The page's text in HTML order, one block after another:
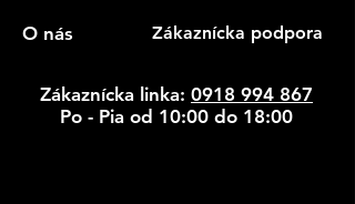
O nás Zákaznícka podpora
Zákaznícka linka: 0918 994 867
Po - Pia od 10:00 do 18:00